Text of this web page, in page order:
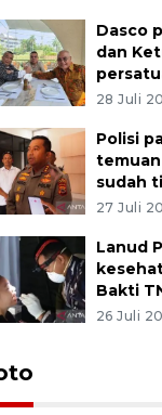
Dasco
dan
28 Juli
Polisi
sudah
27 Juli
Lanud
Bakti
26 Juli